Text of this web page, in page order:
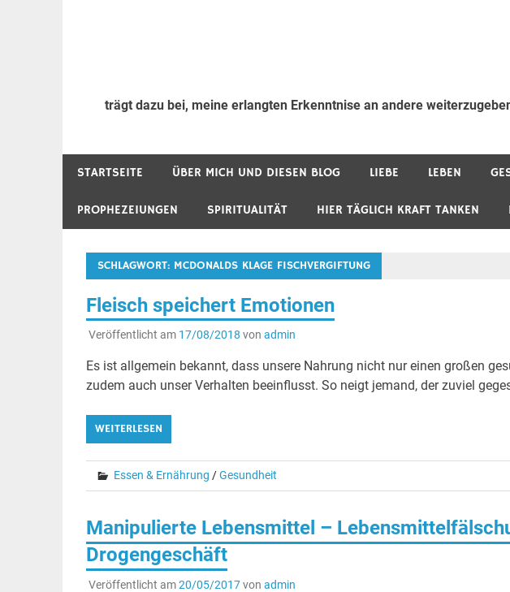
trägt dazu bei, meine erlangten Erkenntnise an andere
STARTSEITE ÜBER MICH UND DIESEN BLOG LIEBE LEBEN
PROPHEZEIUNGEN SPIRITUALITÄT HIER TÄGLICH KRAFT TANKEN
SCHLAGWORT: MCDONALDS KLAGE FISCHVERGIFTUNG
Fleisch speichert Emotionen
Veröffentlicht am 17/08/2018 von admin
Es ist allgemein bekannt, dass unsere Nahrung nicht nur einen großen
zudem auch unser Verhalten beeinflusst. So neigt jemand, der zuviel
WEITERLESEN
Essen & Ernährung /Gesundheit
Manipulierte Lebensmittel –
Drogengeschäft
Veröffentlicht am20/05/2017von admin